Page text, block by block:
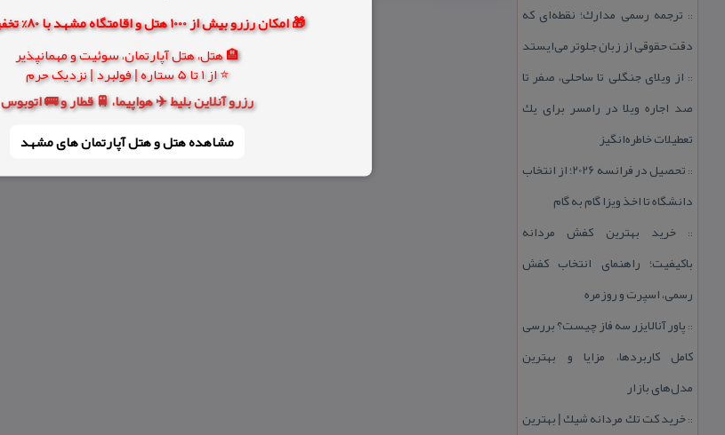
🎁 امکان رزرو بیش از 1000 هتل و اقامتگاه مشهد با 80% تخفیف واقعی
🏨 هتل، هتل آپارتمان، سوئیت و مهمانپذیر
⭐ از 1 تا 5 ستاره | فولبرد | نزدیک حرم
رزرو آنلاین بلیط ✈️ هواپیما، 🚆 قطار و 🚌 اتوبوس
مشاهده هتل و هتل‌ آپارتمان های مشهد
:: ترجمه رسمی مدارك؛ نقطه‌ای كه
دقت حقوقی از زبان جلوتر می‌ایستد
:: از ویلای جنگلی تا ساحلی، صفر تا
صد اجاره ویلا در رامسر برای یك
تعطیلات خاطره‌انگیز
::
تحصیل در فرانسه 2026؛ از انتخاب
دانشگاه تا اخذ ویزا گام به گام
::خرید بهترین كفش مردانه
باكیفیت؛ راهنمای انتخاب كفش
رسمی، اسپرت و روزمره
:: پاور آنالایزر سه فاز چیست؟ بررسی
كامل كاربردها، مزایا و بهترین
مدل‌های بازار
::خرید كت تك مردانه شیك | بهترین